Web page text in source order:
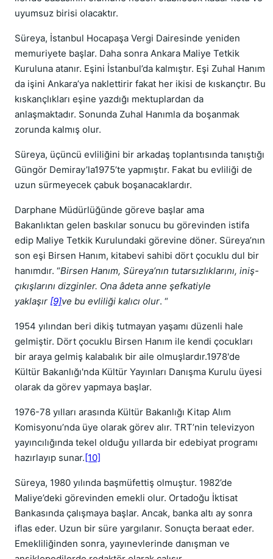
uyumsuz birisi olacaktır.
Süreya, İstanbul Hocapaşa Vergi Dairesinde yeniden
memuriyete başlar. Daha sonra Ankara Maliye Tetkik
Kuruluna atanır. Eşini İstanbul’da kalmıştır. Eşi Zuhal Hanım
da işini Ankara’ya naklettirir fakat her ikisi de kıskançtır. Bu
kıskançlıkları eşine yazdığı mektuplardan da
anlaşmaktadır. Sonunda Zuhal Hanımla da boşanmak
zorunda kalmış olur.
Süreya, üçüncü evliliğini bir arkadaş toplantısında tanıştığı
Güngör Demiray’la1975’te yapmıştır. Fakat bu evliliği de
uzun sürmeyecek çabuk boşanacaklardır.
Darphane Müdürlüğünde göreve başlar ama
Bakanlıktan gelen baskılar sonucu bu görevinden istifa
edip Maliye Tetkik Kurulundaki görevine döner. Süreya’nın
son eşi Birsen Hanım, kitabevi sahibi dört çocuklu dul bir
hanımdır. “Birsen Hanım, Süreya’nın tutarsızlıklarını, iniş-
çıkışlarını dizginler. Ona âdeta anne şefkatiyle
yaklaşır [9]ve bu evliliği kalıcı olur. “
1954 yılından beri dikiş tutmayan yaşamı düzenli hale
gelmiştir. Dört çocuklu Birsen Hanım ile kendi çocukları
bir araya gelmiş kalabalık bir aile olmuşlardır.1978'de
Kültür Bakanlığı'nda Kültür Yayınları Danışma Kurulu üyesi
olarak da görev yapmaya başlar.
1976-78 yılları arasında Kültür Bakanlığı Kitap Alım
Komisyonu’nda üye olarak görev alır. TRT’nin televizyon
yayıncılığında tekel olduğu yıllarda bir edebiyat programı
hazırlayıp sunar.[10]
Süreya, 1980 yılında başmüfettiş olmuştur. 1982’de
Maliye’deki görevinden emekli olur. Ortadoğu İktisat
Bankasında çalışmaya başlar. Ancak, banka altı ay sonra
iflas eder. Uzun bir süre yargılanır. Sonuçta beraat eder.
Emekliliğinden sonra, yayınevlerinde danışman ve